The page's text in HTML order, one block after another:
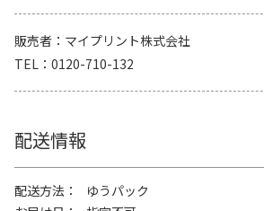
販売者
マイプリント株式会社
TEL
0120-710-132
配送情報
配送方法
ゆうパック